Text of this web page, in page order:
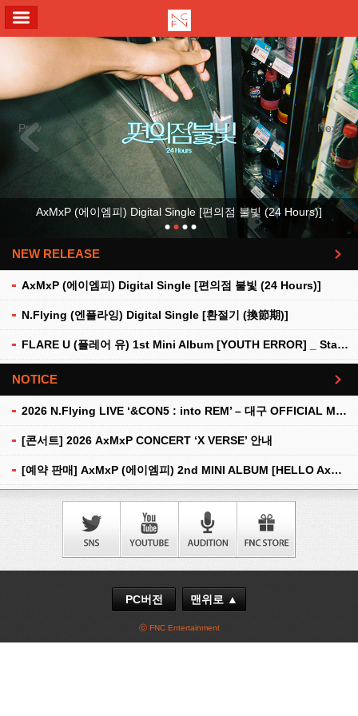
Previous Next
AxMxP (에이엠피) Digital Single [편의점 불빛 (24 Hours)]
NEW RELEASE
AxMxP (에이엠피) Digital Single [편의점 불빛 (24 Hours)]
N.Flying (엔플라잉) Digital Single [환절기 (換節期)]
FLARE U (플레어 유) 1st Mini Album [YOUTH ERROR] _ Stationery Kit Ver.
더보기
NOTICE
2026 N.Flying LIVE ‘&CON5 : into REM’ – 대구 OFFICIAL MD 현장 판매 안내
[콘서트] 2026 AxMxP CONCERT ‘X VERSE’ 안내
[예약 판매] AxMxP (에이엠피) 2nd MINI ALBUM [HELLO AxMxP] 예약 판매 안내
더보기
PC버전 맨위로 ▲
ⓒ FNC Entertainment